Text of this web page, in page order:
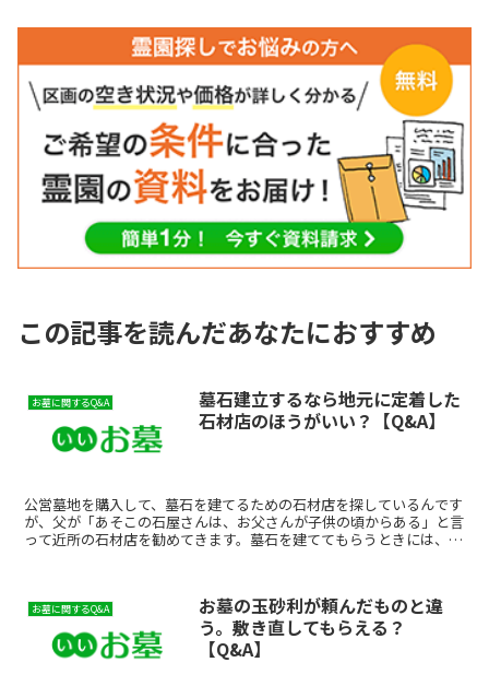
この記事を読んだあなたにおすすめ
お墓に関するQ&A
墓石建立するなら地元に定着した
石材店のほうがいい？【Q&A】
公営墓地を購入して、墓石を建てるための石材店を探しているんです
が、父が「あそこの石屋さんは、お父さんが子供の頃からある」と言
って近所の石材店を勧めてきます。墓石を建ててもらうときには、や
お墓に関するQ&A
お墓の玉砂利が頼んだものと違
う。敷き直してもらえる？
【Q&A】